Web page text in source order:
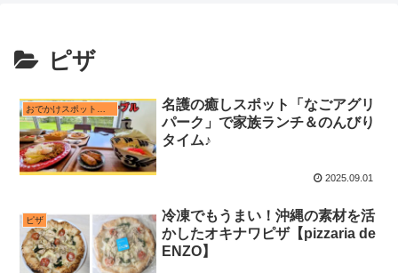
ピザ
名護の癒しスポット「なごアグリ
パーク」で家族ランチ＆のんびり
タイム♪
2025.09.01
ピザ
冷凍でもうまい！沖縄の素材を活
かしたオキナワピザ【pizzaria de
ENZO】